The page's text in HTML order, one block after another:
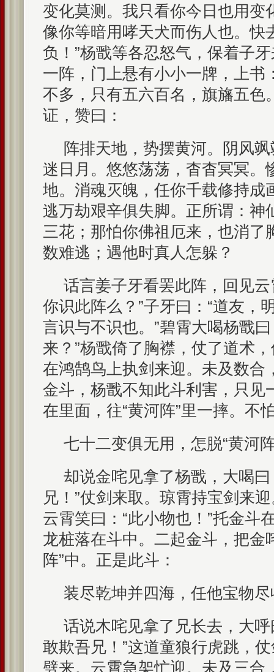
变化莫测。我只看你今日也用变
像你等暗用哮天犬而伤人也。快
负！”杨戬等各忍怒气，保着子
一阵，门上悬有小小一牌，上书
不多，只有五六百名，旗旛五色
证，赞曰：
阵排天地，势摆黄河。阴风
迷日月。悠悠荡荡，杳杳冥冥。
地。消魂灭魄，任你千载修持成
逃万劫艰辛俱失脚。正所谓：神
三花；那怕你佛祖厄来，也消了
数难逃；遇他时真人怎躲？
话言姜子牙看罢此阵，回见
你识此阵么？”子牙曰：“道友，
言识与不识也。”碧霄大喝杨戬
来？”杨戬倚了胸襟，仗了道术
在鸿鹄鸟上执剑来迎。未及数合
金斗，杨戬不知此斗利害，只见
在里面，往“黄河阵”里一摔。不
七十二变俱无用，怎脱“黄河
却说金咤见拿了杨戬，大喝
兄！”仗剑来取。琼霄持宝剑来
云霄笑曰：“此小物也！”托金斗
龙桩落在斗中。二起金斗，把金
阵”中。正是此斗：
装尽乾坤并四海，任他宝物
话说木咤见拿了兄长去，大
敢欺吾兄！”这道童狼行虎跳，
劈来。云霄急架忙迎。未及三合